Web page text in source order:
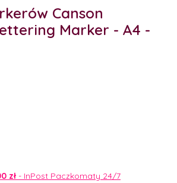
Canson
Marker - A4 -
zł - InPost Paczkomaty 24/7